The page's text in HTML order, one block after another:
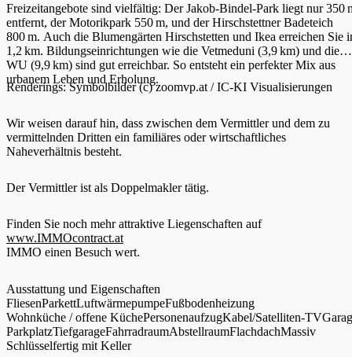
Freizeitangebote sind vielfältig: Der Jakob-Bindel-Park liegt nur 350
entfernt, der Motorikpark 550 m, und der Hirschstettner Badeteich
800 m. Auch die Blumengärten Hirschstetten und Ikea erreichen Sie
1,2 km. Bildungseinrichtungen wie die Vetmeduni (3,9 km) und die
WU (9,9 km) sind gut erreichbar. So entsteht ein perfekter Mix aus
urbanem Leben und Erholung.
Renderings: Symbolbilder (c) zoomvp.at / IC-KI Visualisierungen
Wir weisen darauf hin, dass zwischen dem Vermittler und dem zu
vermittelnden Dritten ein familiäres oder wirtschaftliches
Naheverhältnis besteht.
Der Vermittler ist als Doppelmakler tätig.
Finden Sie noch mehr attraktive Liegenschaften auf
www.IMMOcontract.at
IMMO einen Besuch wert.
Ausstattung und Eigenschaften
FliesenParkettLuftwärmepumpeFußbodenheizung
Wohnküche / offene KüchePersonenaufzugKabel/Satelliten-TV
ParkplatzTiefgarageFahrradraumAbstellraumFlachdachMassiv
Schlüsselfertig mit Keller